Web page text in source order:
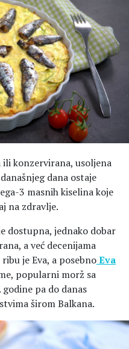
ili konzervirana, usoljena
dana ostaje
3 masnih kiselina koje
na zdravlje.
dostupna, jednako dobar
a već decenijama
je Eva, a posebnoEva
popularni morž sa
pa do danas
širom Balkana.